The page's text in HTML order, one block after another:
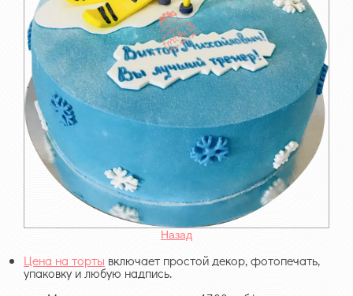
Назад
Цена на торты включает простой декор, фотопечать,
упаковку и любую надпись.